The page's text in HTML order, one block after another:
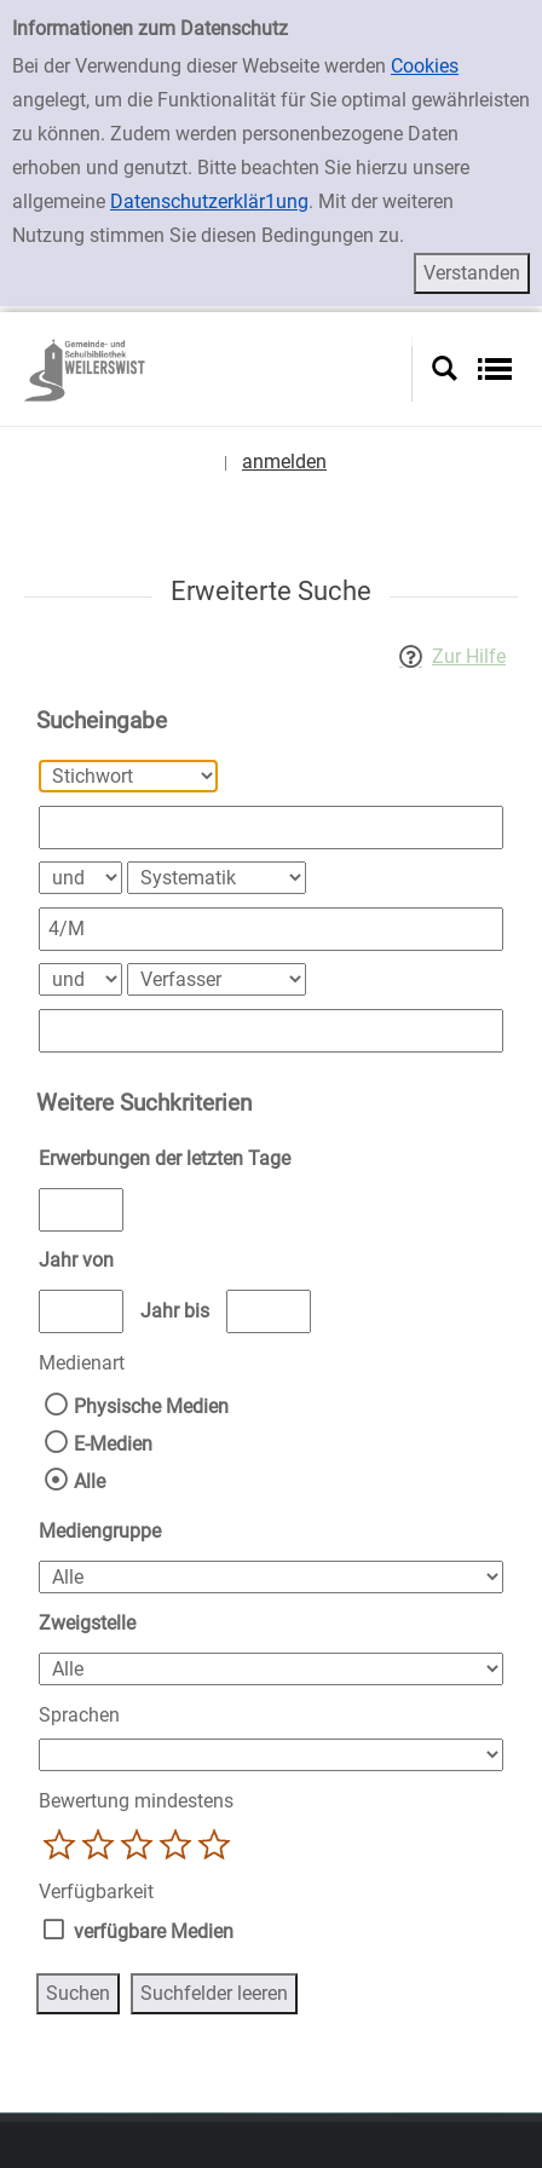
Erweiterte Suche
Informationen zum Datenschutz
Bei der Verwendung dieser Webseite werden Cookies
angelegt, um die Funktionalität für Sie optimal gewährleisten
zu können. Zudem werden personenbezogene Daten
erhoben und genutzt. Bitte beachten Sie hierzu unsere
allgemeine Datenschutzerklär1ung. Mit der weiteren
Nutzung stimmen Sie diesen Bedingungen zu.
zur Navigation springen
zum Inhalt springen
Zur erweiterten Suche springen
anmelden
Erweiterte Suche
Zur Hilfe
Sucheingabe
Weitere Suchkriterien
Erwerbungen der letzten Tage
Jahr von
Medien anzeigen, die nach dem Jahr veröffentlicht wurden
Jahr bis
Medienart
Physische Medien
E-Medien
Alle
Mediengruppe
Zweigstelle
Sprachen
Bewertung mindestens
1 2 3
Verfügbarkeit
verfügbare Medien